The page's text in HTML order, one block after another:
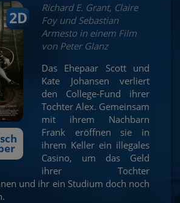
2D
Richard E. Grant, Claire
Foy und Sebastian
Armesto in einem Film
von Peter Glanz
Das Ehepaar Scott und
Kate Johansen verliert
den College-Fund ihrer
Tochter Alex. Gemeinsam
mit ihrem Nachbarn
Frank eröffnen sie in
ihrem Keller ein illegales
Casino, um das Geld
ihrer Tochter
und ihr ein Studium doch noch